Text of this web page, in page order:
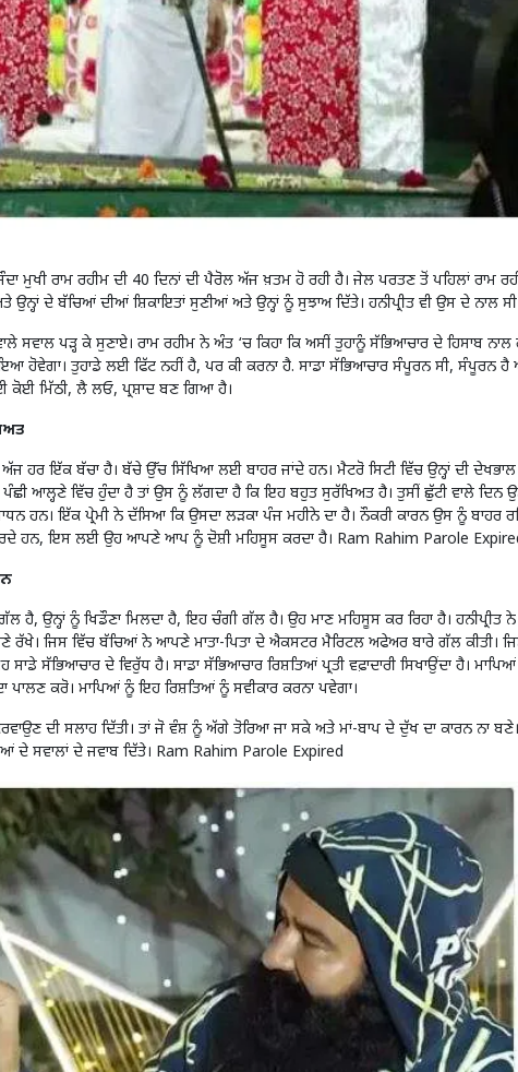
ਮੁਖੀ ਰਾਮ ਰਹੀਮ ਦੀ 40 ਦਿਨਾਂ ਦੀ ਪੈਰੋਲ ਅੱਜ ਖ਼ਤਮ ਹੋ ਰਹੀ ਹੈ। ਜੇਲ ਪਰਤਣ ਤੋਂ ਪਹਿਲਾਂ ਰਾਮ
ਦੇ ਬੱਚਿਆਂ ਦੀਆਂ ਸ਼ਿਕਾਇਤਾਂ ਸੁਣੀਆਂ ਅਤੇ ਉਨ੍ਹਾਂ ਨੂੰ ਸੁਝਾਅ ਦਿੱਤੇ। ਹਨੀਪ੍ਰੀਤ ਵੀ ਉਸ ਦੇ ਨਾਲ
ਸਵਾਲ ਪੜ੍ਹ ਕੇ ਸੁਣਾਏ। ਰਾਮ ਰਹੀਮ ਨੇ ਅੰਤ ‘ਚ ਕਿਹਾ ਕਿ ਅਸੀਂ ਤੁਹਾਨੂੰ ਸੱਭਿਆਚਾਰ ਦੇ ਹਿਸਾਬ ਨਾਲ
ਤੁਹਾਡੇ ਲਈ ਫਿੱਟ ਨਹੀਂ ਹੈ, ਪਰ ਕੀ ਕਰਨਾ ਹੈ. ਸਾਡਾ ਸੱਭਿਆਚਾਰ ਸੰਪੂਰਨ ਸੀ, ਸੰਪੂਰਨ ਹੈ
ਮਿੱਠੀ, ਲੈ ਲਓ, ਪ੍ਰਸ਼ਾਦ ਬਣ ਗਿਆ ਹੈ।
ਅੱਜ ਹਰ ਇੱਕ ਬੱਚਾ ਹੈ। ਬੱਚੇ ਉੱਚ ਸਿੱਖਿਆ ਲਈ ਬਾਹਰ ਜਾਂਦੇ ਹਨ। ਮੈਟਰੋ ਸਿਟੀ ਵਿੱਚ ਉਨ੍ਹਾਂ ਦੀ
ਪੰਛੀ ਆਲ੍ਹਣੇ ਵਿੱਚ ਹੁੰਦਾ ਹੈ ਤਾਂ ਉਸ ਨੂੰ ਲੱਗਦਾ ਹੈ ਕਿ ਇਹ ਬਹੁਤ ਸੁਰੱਖਿਅਤ ਹੈ। ਤੁਸੀਂ ਛੁੱਟੀ ਵਾਲੇ ਦਿਨ
ਹਨ। ਇੱਕ ਪ੍ਰੇਮੀ ਨੇ ਦੱਸਿਆ ਕਿ ਉਸਦਾ ਲੜਕਾ ਪੰਜ ਮਹੀਨੇ ਦਾ ਹੈ। ਨੌਕਰੀ ਕਾਰਨ ਉਸ ਨੂੰ ਬਾਹਰ
ਹਨ, ਇਸ ਲਈ ਉਹ ਆਪਣੇ ਆਪ ਨੂੰ ਦੋਸ਼ੀ ਮਹਿਸੂਸ ਕਰਦਾ ਹੈ। Ram Rahim Parole
ਹੈ, ਉਨ੍ਹਾਂ ਨੂੰ ਖਿਡੌਣਾ ਮਿਲਦਾ ਹੈ, ਇਹ ਚੰਗੀ ਗੱਲ ਹੈ। ਉਹ ਮਾਣ ਮਹਿਸੂਸ ਕਰ ਰਿਹਾ ਹੈ। ਹਨੀਪ੍ਰੀਤ ਨੇ
ਜਿਸ ਵਿੱਚ ਬੱਚਿਆਂ ਨੇ ਆਪਣੇ ਮਾਤਾ-ਪਿਤਾ ਦੇ ਐਕਸਟਰ ਮੈਰਿਟਲ ਅਫੇਅਰ ਬਾਰੇ ਗੱਲ ਕੀਤੀ।
ਸੱਭਿਆਚਾਰ ਦੇ ਵਿਰੁੱਧ ਹੈ। ਸਾਡਾ ਸੱਭਿਆਚਾਰ ਰਿਸ਼ਤਿਆਂ ਪ੍ਰਤੀ ਵਫ਼ਾਦਾਰੀ ਸਿਖਾਉਂਦਾ ਹੈ।
ਪਾਲਣ ਕਰੋ। ਮਾਪਿਆਂ ਨੂੰ ਇਹ ਰਿਸ਼ਤਿਆਂ ਨੂੰ ਸਵੀਕਾਰ ਕਰਨਾ ਪਵੇਗਾ।
ਦੀ ਸਲਾਹ ਦਿੱਤੀ। ਤਾਂ ਜੋ ਵੰਸ਼ ਨੂੰ ਅੱਗੇ ਤੋਰਿਆ ਜਾ ਸਕੇ ਅਤੇ ਮਾਂ-ਬਾਪ ਦੇ ਦੁੱਖ ਦਾ ਕਾਰਨ ਨਾ
ਦੇ ਸਵਾਲਾਂ ਦੇ ਜਵਾਬ ਦਿੱਤੇ। Ram Rahim Parole Expired